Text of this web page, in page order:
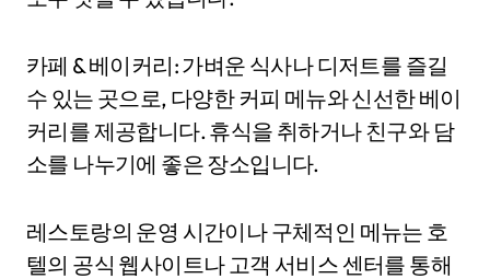
카페 & 베이커리: 가벼운 식사나 디저트를 즐길
수 있는 곳으로, 다양한 커피 메뉴와 신선한 베이
커리를 제공합니다. 휴식을 취하거나 친구와 담
소를 나누기에 좋은 장소입니다.
레스토랑의 운영 시간이나 구체적인 메뉴는 호
텔의 공식 웹사이트나 고객 서비스 센터를 통해